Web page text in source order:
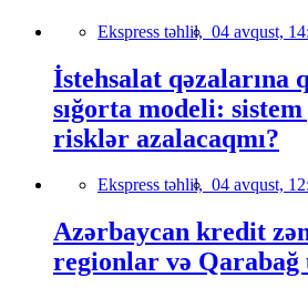
Ekspress təhlil, 04 avqust,
İstehsalat qəzalarına
sığorta modeli:
risklər azalacaqmı?
Ekspress təhlil, 04 avqust,
Azərbaycan kredit
regionlar və